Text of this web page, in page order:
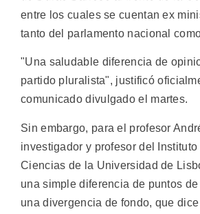
entre los cuales se cuentan ex
tanto del parlamento nacional
"Una saludable diferencia de
partido pluralista", justificó
comunicado divulgado el martes.
Sin embargo, para el profesor
investigador y profesor del
Ciencias de la Universidad de
una simple diferencia de puntos
una divergencia de fondo, que